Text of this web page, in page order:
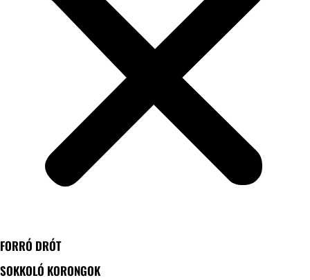
FORRÓ DRÓT
SOKKOLÓ KORONGOK